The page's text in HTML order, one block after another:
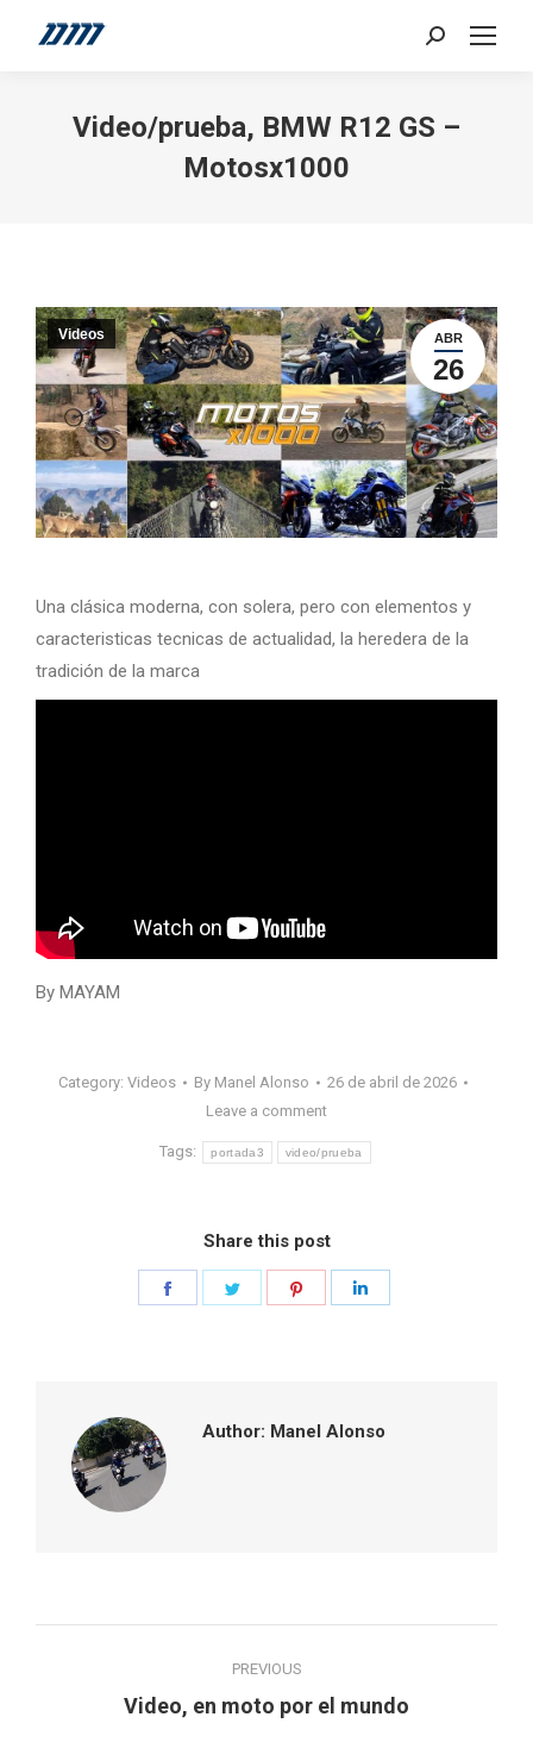
Search:
Video/prueba, BMW R12 GS –
Motosx1000
ABR
26
Videos
Una clásica moderna, con solera, pero con elementos y
caracteristicas tecnicas de actualidad, la heredera de la
tradición de la marca
By MAYAM
Category: Videos By Manel Alonso
26 de abril de 2026
Leave a comment
Tags: portada3 video/prueba
Share this post
Author: Manel Alonso
navigation
PREVIOUS
Previous
Video, en moto por el mundo